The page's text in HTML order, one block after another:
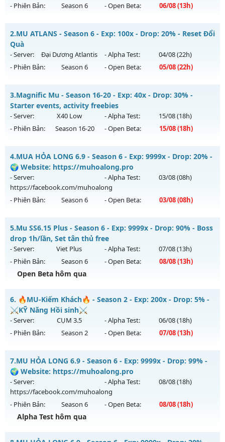
- Phiên Bản:
Season 6 - Open Beta: 06/08(13h)
Mu mới ra tháng 08 2026 - Mở máy chủ
13h ngày 06/08/2626
Exp: 1000x - Drop: 20%
Thể loại: Mu Nguyên bản Webzen
Antihack: GameGuard
2.MU ATLANS - Season 6 - Exp: 100x - Drop: 20% - Reset Đổi
Quà
- Server: Đại Dương Atlantis - Alpha Test: 04/08(22h)
- Phiên Bản:
Season 6 - Open Beta: 05/08(22h)
Mu mới ra tháng 08 2026 - Mở máy chủ
vào 22h ngày 05/08/2626
Exp: 100x - Drop: 20%
Thể loại: Mu Nguyên bản Webzen
Antihack: Shark
3.Magnific Mu - Season 16-20 - Exp: 40x - Drop: 30% -
Starter events, activity freebies
- Server: X40 Low - Alpha Test: 15/08(18h)
- Phiên Bản:
Season 16-20 - Open Beta: 15/08(18h)
Magnific Mu - Starter events, activity freebies
Mu mới ra tháng 08 2026 - Mở máy chủ
ngày 15/08/2626
Exp: 40x - Drop: 30%
Antihack: Mega-Anti
4.MUA HỎA LONG 6.9 - Season 6 - Exp: 9999x - Drop: 20% -
🌍 Website: https://muhoalong.pro
- Server:
https://facebook.com/muhoalong
- Alpha Test: 03/08(08h)
- Phiên Bản: Season 6 - Open Beta: 03/08(08h)
Mu mới ra tháng 08 2026 - Mở máy chủ
https://facebook.com/muhoalongvào 08h ngày
03/08/2626
Exp: 9999x - Drop: 20%
Thể loại: Mu Nguyên bản Webzen
Antihack: XShield
5.Mu SS6.15 Plus - Season 6 - Exp: 9999x - Drop: 90% - Boss
drop 1h/lần, Set tân thủ free
- Server: Viet Plus - Alpha Test: 07/08(13h)
- Phiên Bản:
Season 6 - Open Beta: 08/08(13h)
Open Beta hôm qua
Mu SS6.15 Plus - Boss drop 1h/lần, Set tân thủ free
Mu mới ra tháng 08 2026 - Mở máy chủ
ngày 08/08/2626
Exp: 9999x - Drop: 90%
Thể loại: Mu Bán Đồ Full Trong Shop
Antihack: Phoenix chống hack mới
6. 🔥MU-Kiếm Khách🔥 - Season 2 - Exp: 200x - Drop: 5% -
⚔️KỸ Năng Hồi sinh⚔️
- Server: CỤM 3.5 - Alpha Test: 06/08(18h)
- Phiên Bản:
Season 2 - Open Beta: 07/08(13h)
🔥MU-Kiếm Khách🔥 - ⚔️KỸ Năng Hồi sinh⚔️
Mu mới ra tháng 08 2026 - Mở máy chủ
ngày 07/08/2626
Exp: 200x - Drop: 5%
7.MU HỎA LONG 6.9 - Season 6 - Exp: 9999x - Drop: 99% -
🌍 Website: https://muhoalong.pro
- Server:
https://facebook.com/muhoalong
- Alpha Test: 08/08(18h)
- Phiên Bản: Season 6 - Open Beta: 08/08(18h)
Alpha Test hôm qua
MU HỎA LONG 6.9 - 🌍 Website: https://muhoalong.pro